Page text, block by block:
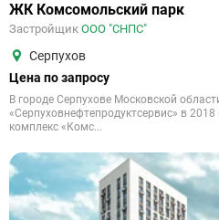
ЖК Комсомольский парк
Застройщик ООО "СНПС"
Серпухов
Цена по запросу
В городе Серпухове Московской
«Серпуховнефтепродуктсервис» в
комплекс «Комс...